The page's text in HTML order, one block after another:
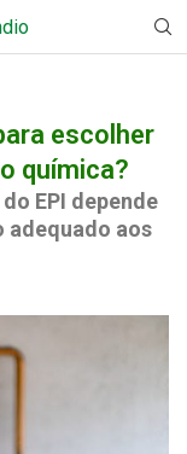
escolher
química?
EPI depende
adequado aos